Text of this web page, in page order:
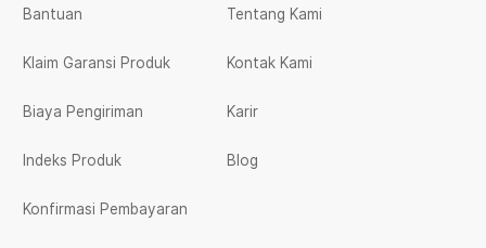
Bantuan
Klaim Garansi Produk
Biaya Pengiriman
Indeks Produk
Konfirmasi Pembayaran
Tentang Kami
Kontak Kami
Karir
Blog